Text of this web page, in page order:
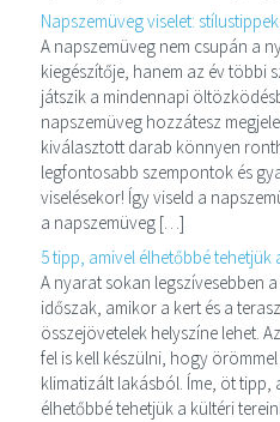
Napszemüveg viselet:
A napszemüveg nem csupán a
kiegészítője, hanem az év többi
játszik a mindennapi
napszemüveg hozzátesz
kiválasztott darab könnyen
legfontosabb szempontok és
viselésekor! Így viseld a
a napszemüveg […]
5 tipp, amivel élhetőbbé tehetjük
A nyarat sokan legszívesebben
időszak, amikor a kert és a
összejövetelek helyszíne lehet.
fel is kell készülni, hogy
klimatizált lakásból. Íme, öt tipp,
élhetőbbé tehetjük a kültéri